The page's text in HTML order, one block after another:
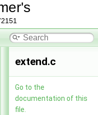
extend.c
Go to the
documentation of this
file.